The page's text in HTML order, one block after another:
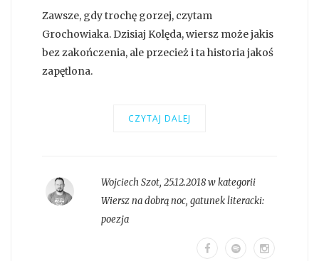
Zawsze, gdy trochę gorzej, czytam
Grochowiaka. Dzisiaj Kolęda, wiersz może jakis
bez zakończenia, ale przecież i ta historia jakoś
zapętlona.
CZYTAJ DALEJ
Wojciech Szot, 25.12.2018 w kategorii
Wiersz na dobrą noc, gatunek literacki:
poezja